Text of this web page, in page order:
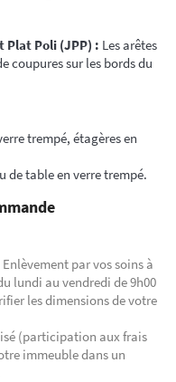
Plat Poli (JPP) : Les arêtes
coupures sur les bords du
trempé, étagères en
de table en verre trempé.
par vos soins à
lundi au vendredi de 9h00
les dimensions de votre
(participation aux frais
immeuble dans un